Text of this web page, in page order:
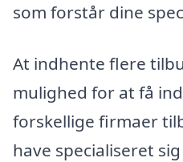
som forstår dine
At indhente flere
mulighed for at få
forskellige firmaer
have specialiseret